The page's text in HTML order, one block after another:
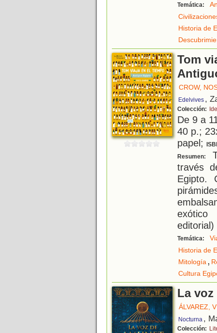
Temática:
Historia de
Tom
CROW,
Edelvives ,
Colección:
De 9 a
40 p.;
papel;
Resumen:
través
Egipto.
editorial)
Temática:
Historia de
Mitología,
Cultura
La
ÁLVAREZ,
Nocturna ,
Colección: